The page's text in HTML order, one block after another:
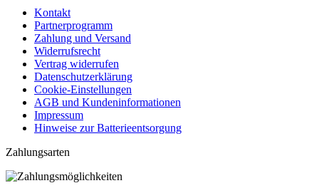
Kontakt
Partnerprogramm
Zahlung und Versand
Widerrufsrecht
Vertrag widerrufen
Datenschutzerklärung
Cookie-Einstellungen
AGB und Kundeninformationen
Impressum
Hinweise zur Batterieentsorgung
Zahlungsarten